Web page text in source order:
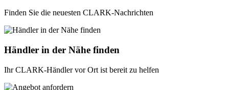
Finden Sie die neuesten CLARK-Nachrichten
Händler in der Nähe finden
Ihr CLARK-Händler vor Ort ist bereit zu helfen